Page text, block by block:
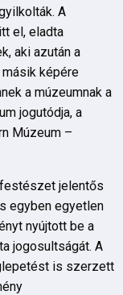
A
el, eladta
aki azután a
másik képére
a múzeumnak a
jogutódja, a
Múzeum –
jelentős
egyben egyetlen
nyújtott be a
jogosultságát. A
is szerzett